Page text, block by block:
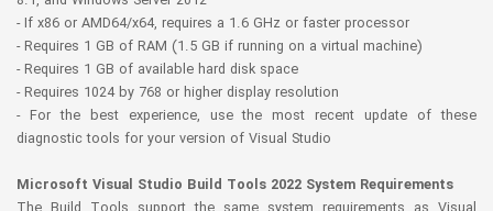
- If x86 or AMD64/x64, requires a 1.6 GHz or faster processor
- Requires 1 GB of RAM (1.5 GB if running on a virtual machine)
- Requires 1 GB of available hard disk space
- Requires 1024 by 768 or higher display resolution
- For the best experience, use the most recent update of these
diagnostic tools for your version of Visual Studio
Microsoft Visual Studio Build Tools 2022 System Requirements